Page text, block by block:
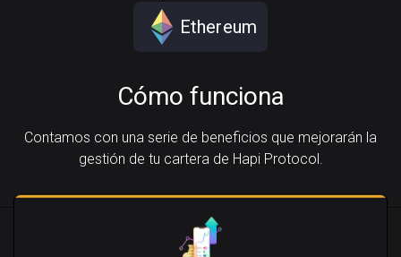
Ethereum
Cómo funciona
Contamos con una serie de beneficios que mejorarán la
gestión de tu cartera de Hapi Protocol.